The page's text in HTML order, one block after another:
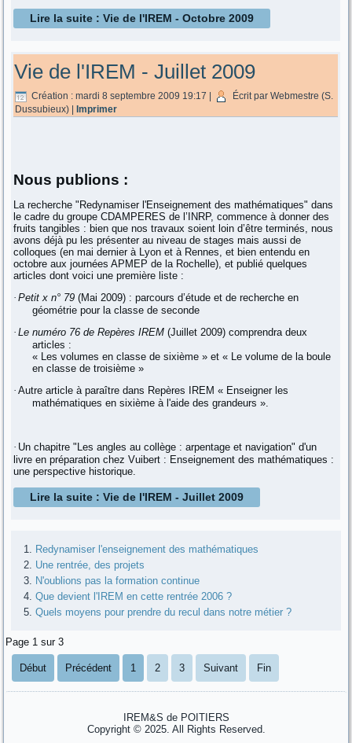
Lire la suite : Vie de l'IREM - Octobre 2009
Vie de l'IREM - Juillet 2009
Création : mardi 8 septembre 2009 19:17
Écrit par Webmestre (S.
Dussubieux) |Imprimer
Nous publions :
La recherche "Redynamiser l'Enseignement des mathématiques" dans
le cadre du groupe CDAMPERES de l’INRP, commence à donner des
fruits tangibles : bien que nos travaux soient loin d’être terminés, nous
avons déjà pu les présenter au niveau de stages mais aussi de
colloques (en mai dernier à Lyon et à Rennes, et bien entendu en
octobre aux journées APMEP de la Rochelle), et publié quelques
articles dont voici une première liste :
· Petit x n° 79 (Mai 2009) : parcours d’étude et de recherche en
géométrie pour la classe de seconde
· Le numéro 76 de Repères IREM (Juillet 2009) comprendra deux
articles :
« Les volumes en classe de sixième » et « Le volume de la boule
en classe de troisième »
· Autre article à paraître dans Repères IREM « Enseigner les
mathématiques en sixième à l'aide des grandeurs ».
· Un chapitre "Les angles au collège : arpentage et navigation" d'un
livre en préparation chez Vuibert : Enseignement des mathématiques :
une perspective historique.
Lire la suite : Vie de l'IREM - Juillet 2009
Redynamiser l'enseignement des mathématiques
Une rentrée, des projets
N'oublions pas la formation continue
Que devient l'IREM en cette rentrée 2006 ?
Quels moyens pour prendre du recul dans notre métier ?
Page 1 sur 3
Début Précédent 1 2 3 Suivant Fin
IREM&S de POITIERS
Copyright © 2025. All Rights Reserved.